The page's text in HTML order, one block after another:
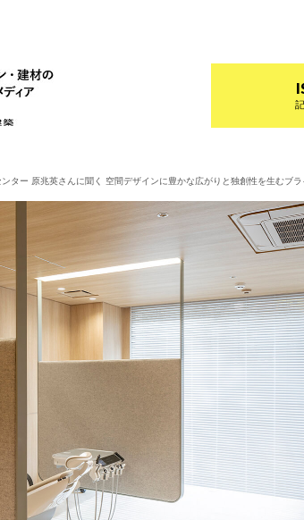
ター 原兆英さんに聞く 空間デザインに豊かな広がりと独創性を生むブ